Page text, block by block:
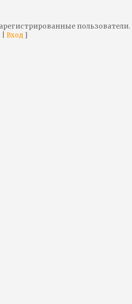
пользователи.
Вход ]